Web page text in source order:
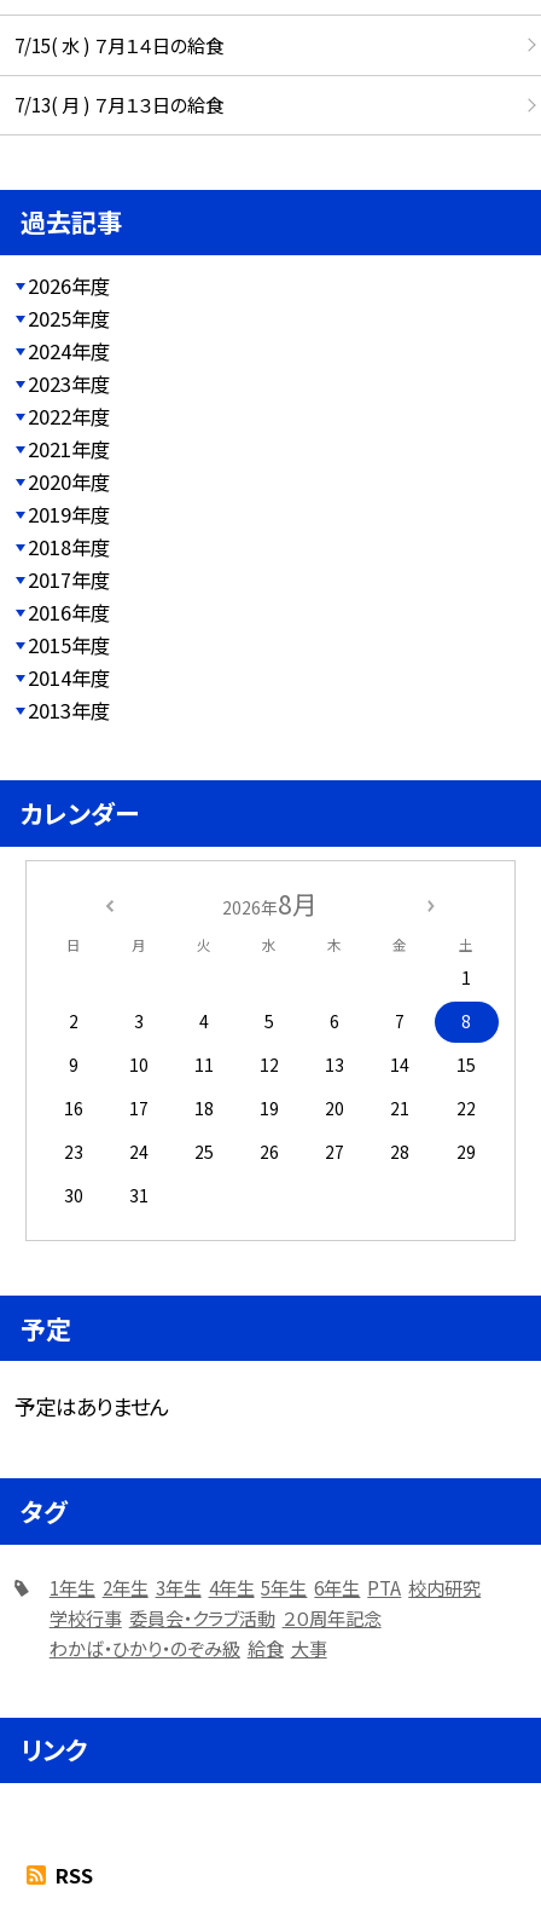
7/15( 水 ) ７月１４日の給食
7/13( 月 ) ７月１３日の給食
過去記事
2026年度
2025年度
2024年度
2023年度
2022年度
2021年度
2020年度
2019年度
2018年度
2017年度
2016年度
2015年度
2014年度
2013年度
カレンダー
2026年8月
日 月 火 水 木 金 土
1
2
3 4 5 6 7
8
9
10 11 12 13 14
15
16
17 18 19 20 21
22
23
24 25 26 27 28
29
30
31
予定
予定はありません
タグ
1年生 2年生 3年生 4年生 5年生 6年生 PTA 校内研究
学校行事 委員会・クラブ活動 ２０周年記念
わかば・ひかり・のぞみ級 給食 大事
リンク
RSS